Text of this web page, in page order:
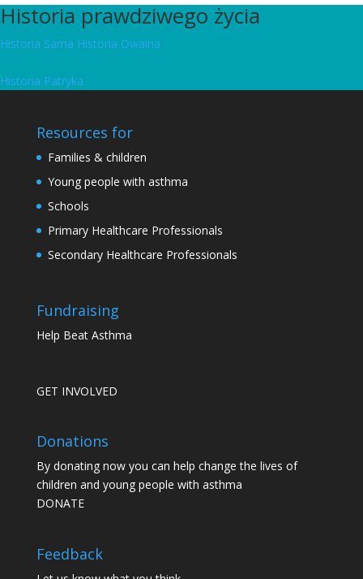
Historia prawdziwego życia
Historia Sama Historia Owaina
Historia Patryka
Resources for
Families & children
Young people with asthma
Schools
Primary Healthcare Professionals
Secondary Healthcare Professionals
Fundraising
Help Beat Asthma
GET INVOLVED
Donations
By donating now you can help change the lives of
children and young people with asthma
DONATE
Feedback